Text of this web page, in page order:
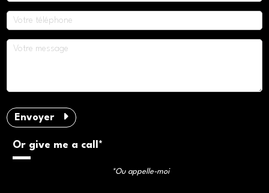
Envoyer
Or give me a call*
*Ou appelle-moi